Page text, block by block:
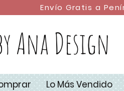
Envío Gratis a
Ana Design
Lo Más Vendido